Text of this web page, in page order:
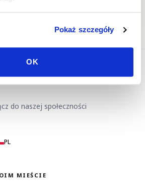
Pokaż szczegóły
OK
do naszej społeczności
PL
MIEŚCIE